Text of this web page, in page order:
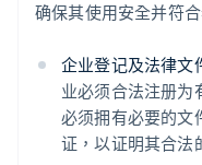
确保其使用安全并符
企业登记及法律文
业必须合法注册为
必须拥有必要的文
证，以证明其合法